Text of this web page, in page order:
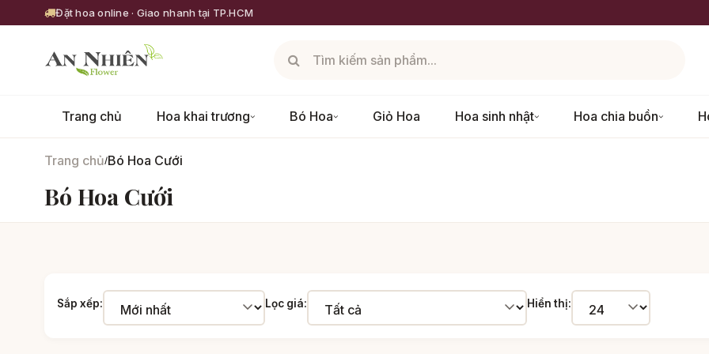
Đặt hoa online · Giao nhanh tại TP.HCM
Trang chủ Hoa khai trương Bó Hoa Giỏ Hoa Hoa sinh nhật Hoa chia buồn
Trang chủ/Bó Hoa Cưới
Bó Hoa Cưới
Sắp xếp: Lọc giá: Hiển thị: